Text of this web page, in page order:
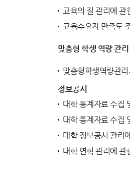
교육의 질 관리에 관
교육수요자 만족도
맞춤형 학생 역량 관리
맞춤형학생역량관
정보공시
대학 통계자료 수집
대학 통계자료 수집
대학 정보공시 관리
대학 연혁 관리에 관